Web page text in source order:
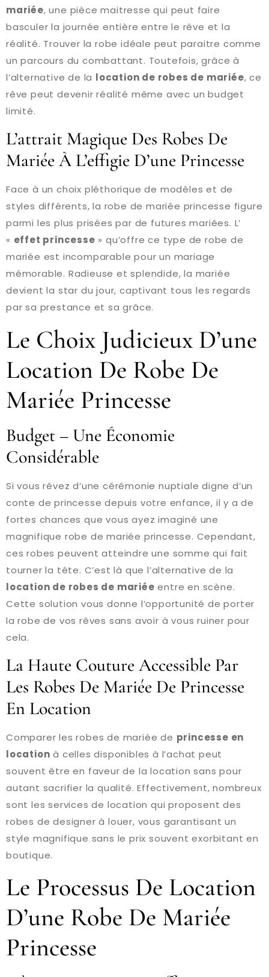
mariée, une pièce maitresse qui peut faire
basculer la journée entière entre le rêve et la
réalité. Trouver la robe idéale peut paraitre comme
un parcours du combattant. Toutefois, grâce à
l’alternative de la location de robes de mariée, ce
rêve peut devenir réalité même avec un budget
limité.
L’attrait Magique Des Robes De
Mariée À L’effigie D’une Princesse
Face à un choix pléthorique de modèles et de
styles différents, la robe de mariée princesse figure
parmi les plus prisées par de futures mariées. L’
« effet princesse » qu’offre ce type de robe de
mariée est incomparable pour un mariage
mémorable. Radieuse et splendide, la mariée
devient la star du jour, captivant tous les regards
par sa prestance et sa grâce.
Le Choix Judicieux D’une
Location De Robe De
Mariée Princesse
Budget – Une Économie
Considérable
Si vous rêvez d’une cérémonie nuptiale digne d’un
conte de princesse depuis votre enfance, il y a de
fortes chances que vous ayez imaginé une
magnifique robe de mariée princesse. Cependant,
ces robes peuvent atteindre une somme qui fait
tourner la tête. C’est là que l’alternative de la
location de robes de mariée entre en scène.
Cette solution vous donne l’opportunité de porter
la robe de vos rêves sans avoir à vous ruiner pour
cela.
La Haute Couture Accessible Par
Les Robes De Mariée De Princesse
En Location
Comparer les robes de mariée de princesse en
location à celles disponibles à l’achat peut
souvent être en faveur de la location sans pour
autant sacrifier la qualité. Effectivement, nombreux
sont les services de location qui proposent des
robes de designer à louer, vous garantisant un
style magnifique sans le prix souvent exorbitant en
boutique.
Le Processus De Location
D’une Robe De Mariée
Princesse